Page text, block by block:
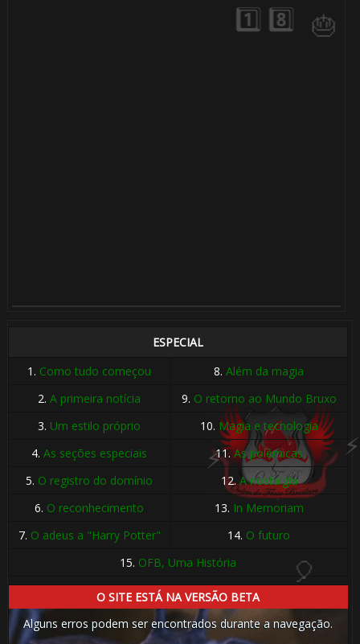
ESPECIAL
1. Como tudo começou 8.Além da magia
2.A primeira notícia 9. O retorno ao Mundo Bruxo
3. Um estilo próprio 10. Magia e tecnologia
4.As seções especiais 11.As polêmicas
5. O registro do domínio 12.A nostalgia
6. O reconhecimento 13. In Memoriam
7. O adeus a "Harry Potter" 14. O futuro
15. OFB, Uma História
O SITE ESTÁ NA VERSÃO BETA
Alguns erros podem ser encontrados durante a navegação.
🎂